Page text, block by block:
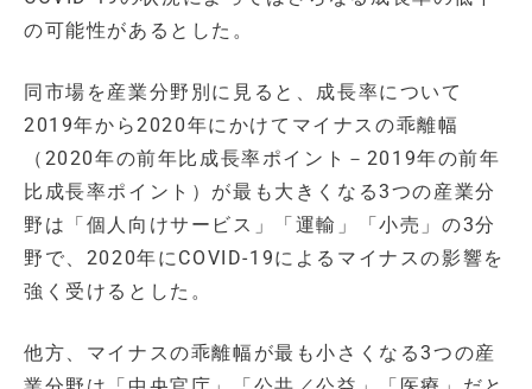
の可能性があるとした。
同市場を産業分野別に見ると、成長率について
2019年から2020年にかけてマイナスの乖離幅
（2020年の前年比成長率ポイント－2019年の前年
比成長率ポイント）が最も大きくなる3つの産業分
野は「個人向けサービス」「運輸」「小売」の3分
野で、2020年にCOVID-19によるマイナスの影響を
強く受けるとした。
他方、マイナスの乖離幅が最も小さくなる3つの産